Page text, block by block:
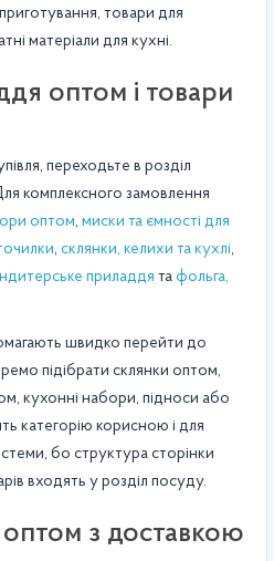
товари для
матеріали для кухні.
оптом і товари
переходьте в розділ
комплексного замовлення
оптом, миски та ємності для
, склянки, келихи та кухлі,
приладдя та фольга,
швидко перейти до
підібрати склянки оптом,
кухонні набори, підноси або
категорію корисною і для
бо структура сторінки
входять у розділ посуду.
з доставкою